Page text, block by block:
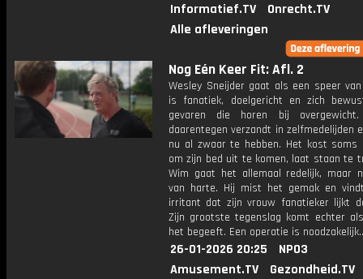
Informatief.TV
Onrecht.TV
Alle afleveringen
Nog Eén Keer Fit: Afl. 2
Wesley Sneijder gaat als een speer
is fanatiek, doelgericht en zich
gevaren die horen bij overgewicht.
daarentegen verzandt in zelfmedelijden
nu al zwaar te hebben. Het kost soms
om zijn bed uit te komen, laat staan te
Wim gaat het allemaal redelijk, maar
van harte. Hij mist het gemak en
irritant dat zijn vrouw fanatieker lijkt
Zijn grootste tegenslag komt echter
het begeeft. Een operatie is
26-01-2026 20:25
NPO3
Amusement.TV
Gezondheid.TV